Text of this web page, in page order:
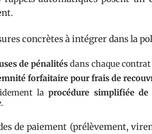
concrètes à intégrer dans la
de pénalités dans chaque
forfaitaire pour frais de
laprocédure simplifiée de
de paiement (prélèvement,